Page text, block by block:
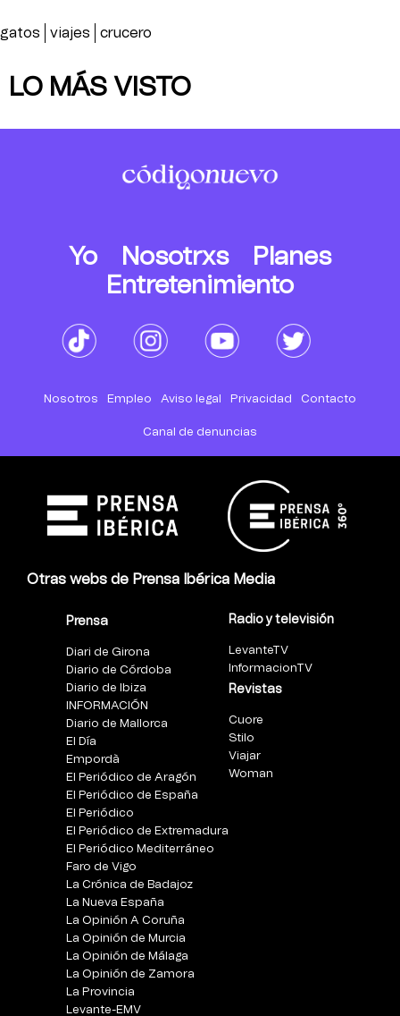
gatos viajes crucero
LO MÁS VISTO
Yo Nosotrxs
Planes
Entretenimiento
Nosotros Empleo Aviso legal Privacidad Contacto
Canal de denuncias
Otras webs de Prensa Ibérica Media
Prensa
Diari de Girona
Diario de Córdoba
Diario de Ibiza
INFORMACIÓN
Diario de Mallorca
El Día
Empordà
El Periódico de Aragón
El Periódico de España
El Periódico
El Periódico de Extremadura
El Periódico Mediterráneo
Faro de Vigo
La Crónica de Badajoz
La Nueva España
La Opinión A Coruña
La Opinión de Murcia
La Opinión de Málaga
La Opinión de Zamora
La Provincia
Levante-EMV
Radio y televisión
LevanteTV
InformacionTV
Revistas
Cuore
Stilo
Viajar
Woman